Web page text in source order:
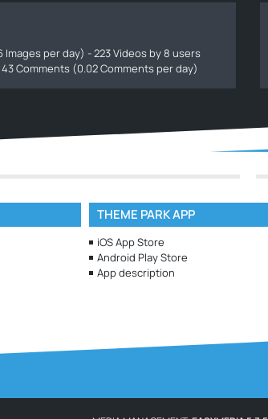
Images per day) - 223 Videos by 8 users
Comments (0.02 Comments per day)
THEME PARK APP
iOS App Store
Android Play Store
App description